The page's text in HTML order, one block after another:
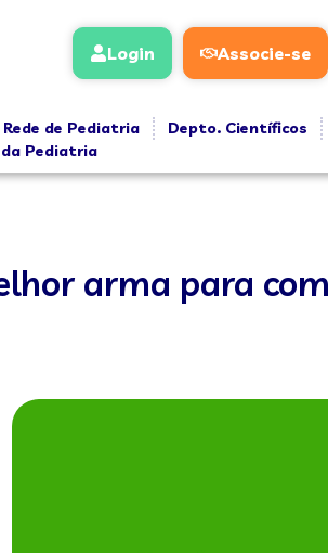
Login Associe-se
Rede de Pediatria Depto. Científicos
Pediatria
arma para